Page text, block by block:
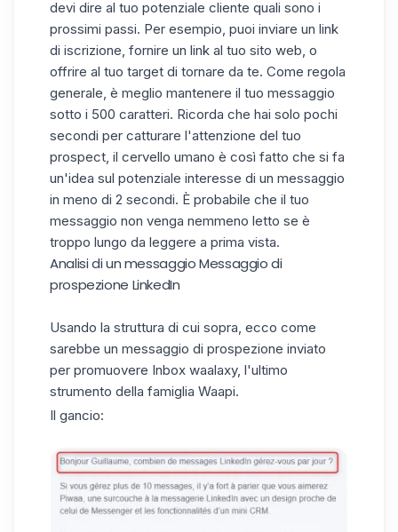
devi dire al tuo potenziale cliente quali sono i
prossimi passi. Per esempio, puoi inviare un link
di iscrizione, fornire un link al tuo sito web, o
offrire al tuo target di tornare da te. Come regola
generale, è meglio mantenere il tuo messaggio
sotto i 500 caratteri. Ricorda che hai solo pochi
secondi per catturare l'attenzione del tuo
prospect, il cervello umano è così fatto che si fa
un'idea sul potenziale interesse di un messaggio
in meno di 2 secondi. È probabile che il tuo
messaggio non venga nemmeno letto se è
troppo lungo da leggere a prima vista.
Analisi di un messaggio Messaggio di
prospezione LinkedIn
Usando la struttura di cui sopra, ecco come
sarebbe un messaggio di prospezione inviato
per promuovere Inbox waalaxy, l'ultimo
strumento della famiglia Waapi.
Il gancio: